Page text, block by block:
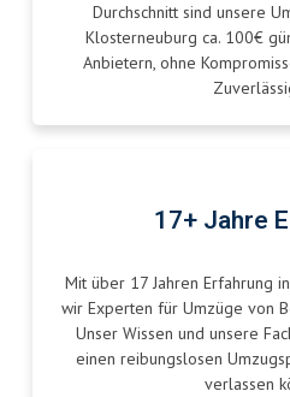
Durchschnitt sind unsere
Klosterneuburg ca. 100€
Anbietern, ohne
17+ Jahre
Mit über 17 Jahren Erfahrung
wir Experten für Umzüge von
Unser Wissen und unsere
einen reibungslosen
verlassen